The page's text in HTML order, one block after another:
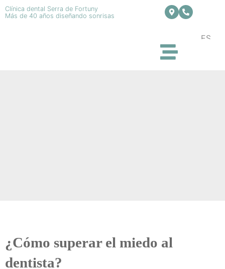
Clínica dental Serra de Fortuny
Más de 40 años diseñando sonrisas
ES
¿Cómo superar el miedo al
dentista?